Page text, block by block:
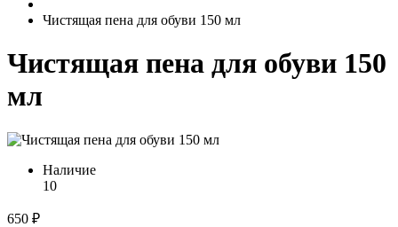
Чистящая пена для обуви 150 мл
Чистящая пена для обуви 150
мл
Наличие
10
650 ₽